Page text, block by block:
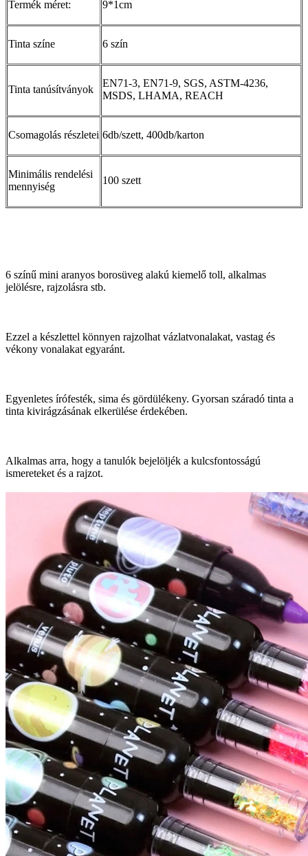
Termék méret: 9*1cm
Tinta színe 6 szín
Tinta tanúsítványok
EN71-3, EN71-9, SGS, ASTM-4236,
MSDS, LHAMA, REACH
Csomagolás részletei 6db/szett, 400db/karton
Minimális rendelési
mennyiség
100 szett
6 színű mini aranyos borosüveg alakú kiemelő toll, alkalmas
jelölésre, rajzolásra stb.
Ezzel a készlettel könnyen rajzolhat vázlatvonalakat, vastag és
vékony vonalakat egyaránt.
Egyenletes írófesték, sima és gördülékeny. Gyorsan száradó tinta a
tinta kivirágzásának elkerülése érdekében.
Alkalmas arra, hogy a tanulók bejelöljék a kulcsfontosságú
ismereteket és a rajzot.